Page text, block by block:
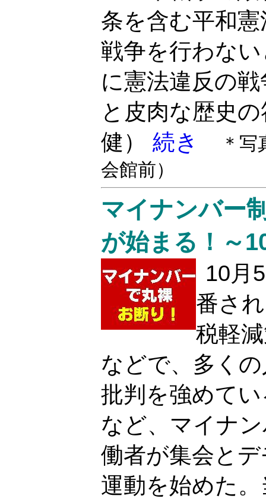
条を含む平和
戦争を行わな
に憲法違反の
と皮肉な歴史
健） 続き
＊
会館前）
マイナンバー
が始まる！～
10月
番さ
税軽
などで、多く
批判を強めて
など、マイナ
働者が集会と
運動を始めた